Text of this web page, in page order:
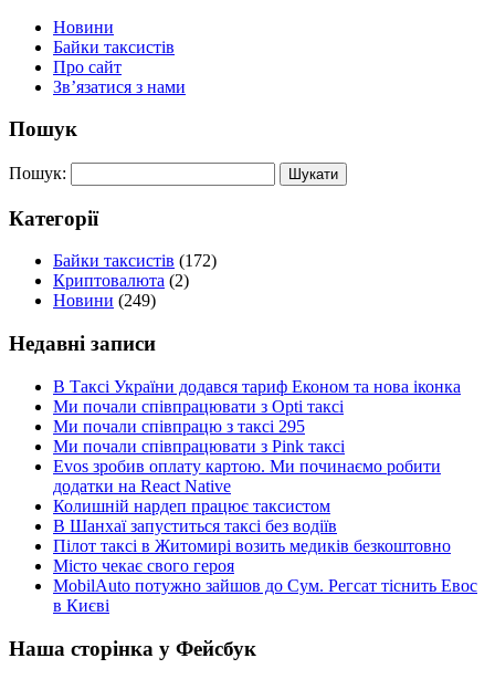
Новини
Байки таксистів
Про сайт
Зв’язатися з нами
Пошук
Пошук:
Категорії
Байки таксистів (172)
Криптовалюта (2)
Новини (249)
Недавні записи
В Таксі України додався тариф Економ та нова іконка
Ми почали співпрацювати з Opti таксі
Ми почали співпрацю з таксі 295
Ми почали співпрацювати з Pink таксі
Evos зробив оплату картою. Ми починаємо робити
додатки на React Native
Колишній нардеп працює таксистом
В Шанхаї запуститься таксі без водіїв
Пілот таксі в Житомирі возить медиків безкоштовно
Місто чекає свого героя
MobilAuto потужно зайшов до Сум. Регсат тіснить Евос
в Києві
Наша сторінка у Фейсбук